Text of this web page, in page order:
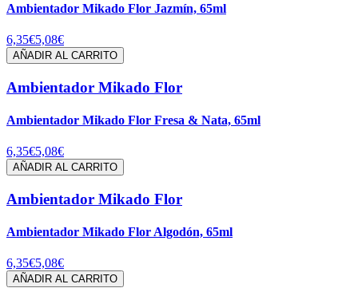
Ambientador Mikado Flor Jazmín, 65ml
6,35€5,08€
AÑADIR AL CARRITO
Ambientador Mikado Flor
Ambientador Mikado Flor Fresa & Nata, 65ml
6,35€5,08€
AÑADIR AL CARRITO
Ambientador Mikado Flor
Ambientador Mikado Flor Algodón, 65ml
6,35€5,08€
AÑADIR AL CARRITO